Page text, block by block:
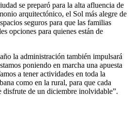
se preparó para la alta afluencia de
arquitectónico, el Sol más alegre de
seguros para que las familias
opciones para quienes están de
la administración también impulsará
poniendo en marcha una apuesta
a tener actividades en toda la
como en la rural, para que cada
disfrute de un diciembre inolvidable”.